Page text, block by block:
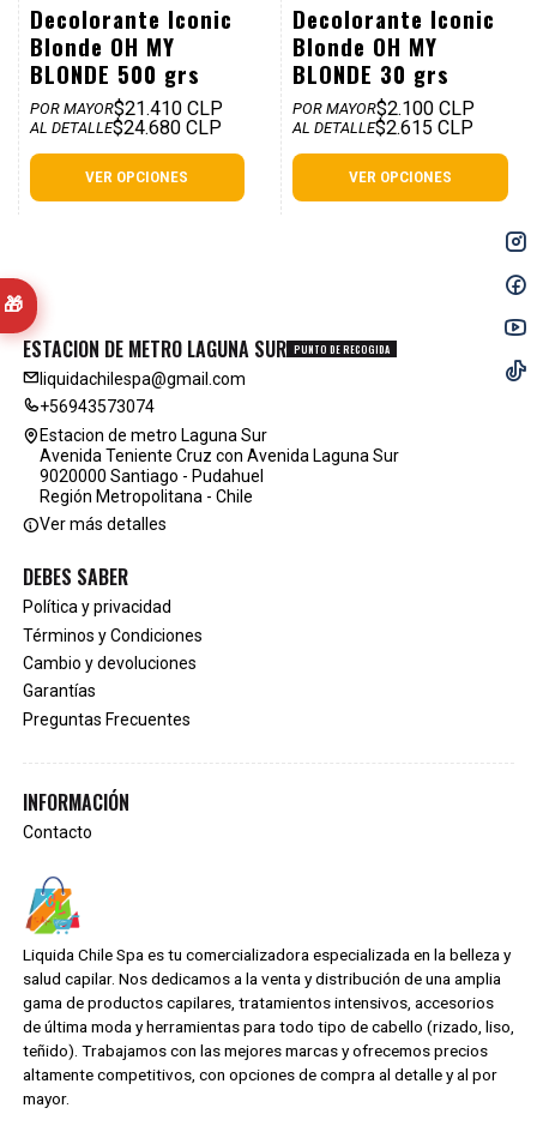
🎁
Decolorante Iconic
Blonde OH MY
BLONDE 500 grs
POR MAYOR$21.410 CLP
AL DETALLE$24.680 CLP
VER OPCIONES
Decolorante Iconic
Blonde OH MY
BLONDE 30 grs
POR MAYOR$2.100 CLP
AL DETALLE$2.615 CLP
VER OPCIONES
ESTACION DE METRO LAGUNA SUR PUNTO DE RECOGIDA
liquidachilespa@gmail.com
+56943573074
Estacion de metro Laguna Sur
Avenida Teniente Cruz con Avenida Laguna Sur
9020000 Santiago - Pudahuel
Región Metropolitana - Chile
Ver más detalles
DEBES SABER
Política y privacidad
Términos y Condiciones
Cambio y devoluciones
Garantías
Preguntas Frecuentes
INFORMACIÓN
Contacto
Liquida Chile Spa es tu comercializadora especializada en la belleza y
salud capilar. Nos dedicamos a la venta y distribución de una amplia
gama de productos capilares, tratamientos intensivos, accesorios
de última moda y herramientas para todo tipo de cabello (rizado, liso,
teñido). Trabajamos con las mejores marcas y ofrecemos precios
altamente competitivos, con opciones de compra al detalle y al por
mayor.